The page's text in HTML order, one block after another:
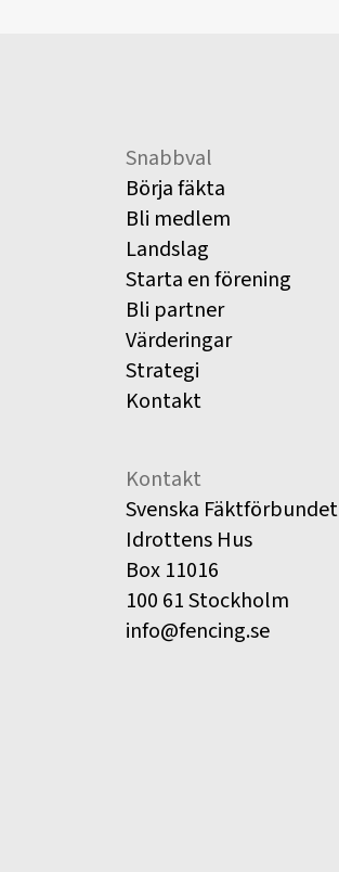
Snabbval
Börja fäkta
Bli medlem
Landslag
Starta en förening
Bli partner
Värderingar
Strategi
Kontakt
Kontakt
Svenska Fäktförbundet
Idrottens Hus
Box 11016
100 61 Stockholm
info@fencing.se